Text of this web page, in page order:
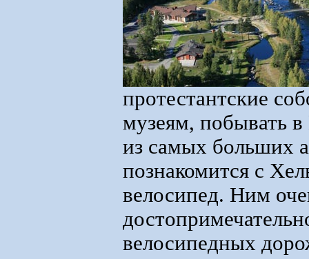
протестантские
музеям, побывать
из самых больших
познакомится с
велосипед. Ним
велосипедных